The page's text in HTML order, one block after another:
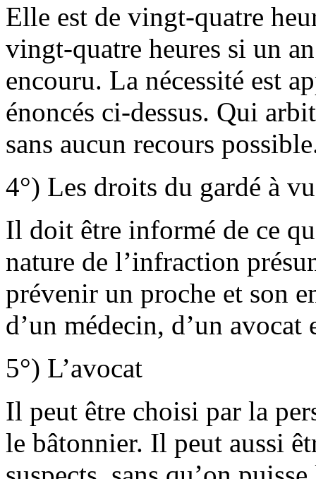
Elle est de vingt-quatre
vingt-quatre heures si un
encouru. La nécessité est
énoncés ci-dessus. Qui
sans aucun recours
4°) Les droits du gardé à
Il doit être informé de ce
nature de l’infraction
prévenir un proche et son
d’un médecin, d’un
5°) L’avocat
Il peut être choisi par la
le bâtonnier. Il peut aussi